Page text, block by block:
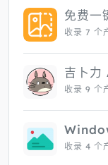
免费一
收录 7 个
吉卜力
收录 9 个
收录 4 个